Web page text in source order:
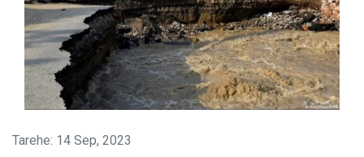
Tarehe: 14 Sep, 2023